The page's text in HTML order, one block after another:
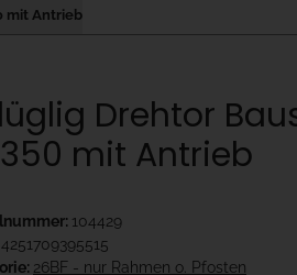
mit Antrieb
Drehtor
mit Antrieb
104429
4251709395515
26BF - nur Rahmen o. Pfosten